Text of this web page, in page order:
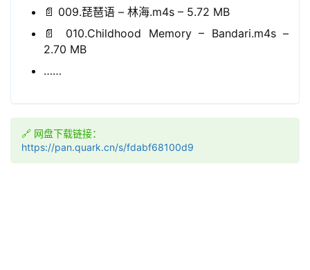
📄 009.琵琶语 – 林海.m4s – 5.72 MB
📄 010.Childhood Memory – Bandari.m4s –
2.70 MB
……
🔗 网盘下载链接：
https://pan.quark.cn/s/fdabf68100d9